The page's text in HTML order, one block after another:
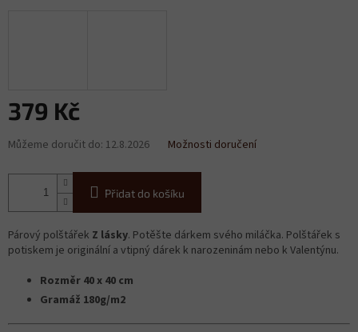
379 Kč
Měrná
cena:
Můžeme doručit do: 12.8.2026 Možnosti doručení
Přidat do košíku
Párový polštářek Z lásky. Potěšte dárkem svého miláčka. Polštářek s
potiskem je originální a vtipný dárek k narozeninám nebo k Valentýnu.
Rozměr 40 x 40 cm
Gramáž 180g/m2